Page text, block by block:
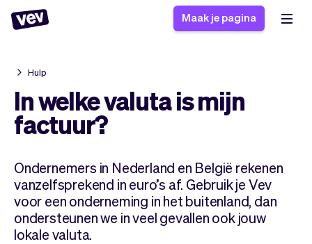
Software voor kleine
bedrijven
Bezorgsoftware
Inschrijfformulier
Bestelsysteem
Boekingssysteem
Software voor
afspraken
Verhalen
Blog
Hulp
Checkout
Nieuwste updates
Betalingen
Analytics
Stijl
Maak je pagina
Hulp
In welke valuta is mijn
factuur?
Ondernemers in Nederland en België rekenen
vanzelfsprekend in euro’s af. Gebruik je Vev
voor een onderneming in het buitenland, dan
ondersteunen we in veel gevallen ook jouw
lokale valuta.